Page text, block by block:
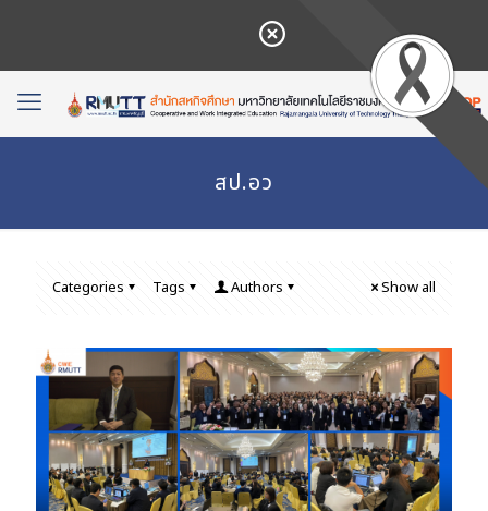
สป.อว
Categories Tags Authors Show all